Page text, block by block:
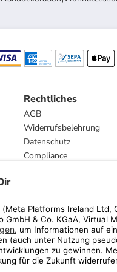
Rechtliches
AGB
Widerrufsbelehrung
Datenschutz
Compliance